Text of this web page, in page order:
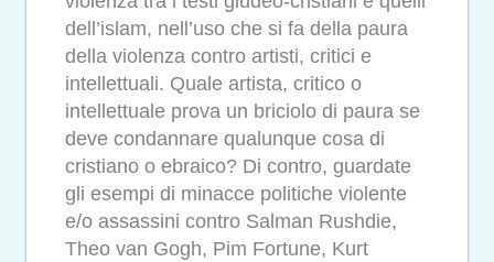
dell’islam, nell’uso che si fa della paura
della violenza contro artisti, critici e
intellettuali. Quale artista, critico o
intellettuale prova un briciolo di paura se
deve condannare qualunque cosa di
cristiano o ebraico? Di contro, guardate
gli esempi di minacce politiche violente
e/o assassini contro Salman Rushdie,
Theo van Gogh, Pim Fortune, Kurt